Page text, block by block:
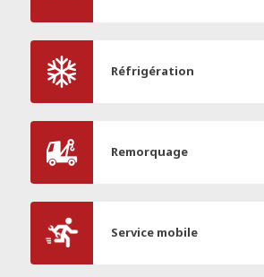
Réfrigération
Remorquage
Service mobile